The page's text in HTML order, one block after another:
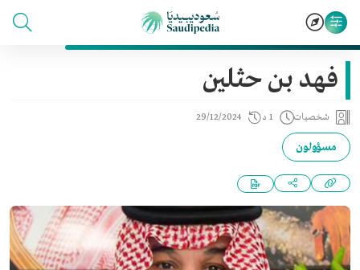
فهد بن حثلين
شخصيات 1 د 29/12/2024
مسؤولون